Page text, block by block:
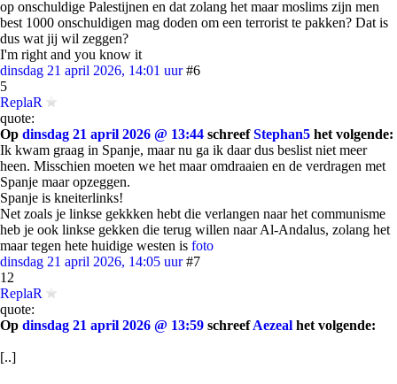
op onschuldige Palestijnen en dat zolang het maar moslims zijn men
best 1000 onschuldigen mag doden om een terrorist te pakken? Dat is
dus wat jij wil zeggen?
I'm right and you know it
dinsdag 21 april 2026, 14:01 uur #6
5
ReplaR
quote:
Op dinsdag 21 april 2026 @ 13:44 schreefStephan5 het volgende:
Ik kwam graag in Spanje, maar nu ga ik daar dus beslist niet meer
heen. Misschien moeten we het maar omdraaien en de verdragen met
Spanje maar opzeggen.
Spanje is kneiterlinks!
Net zoals je linkse gekkken hebt die verlangen naar het communisme
heb je ook linkse gekken die terug willen naar Al-Andalus, zolang het
maar tegen hete huidige westen is foto
dinsdag 21 april 2026, 14:05 uur #7
12
ReplaR
quote:
Op dinsdag 21 april 2026 @ 13:59 schreefAezeal het volgende:
[..]